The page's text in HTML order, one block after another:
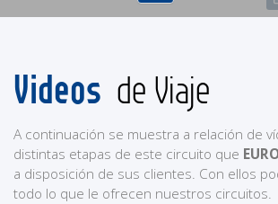
Videos de Viaje
A continuación se muestra a relación de
distintas etapas de este circuito que
a disposición de sus clientes. Con ellos
todo lo que le ofrecen nuestros circuitos.